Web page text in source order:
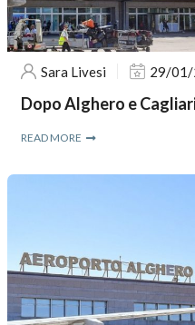
Sara Livesi 29/
Dopo Alghero e
READ MORE